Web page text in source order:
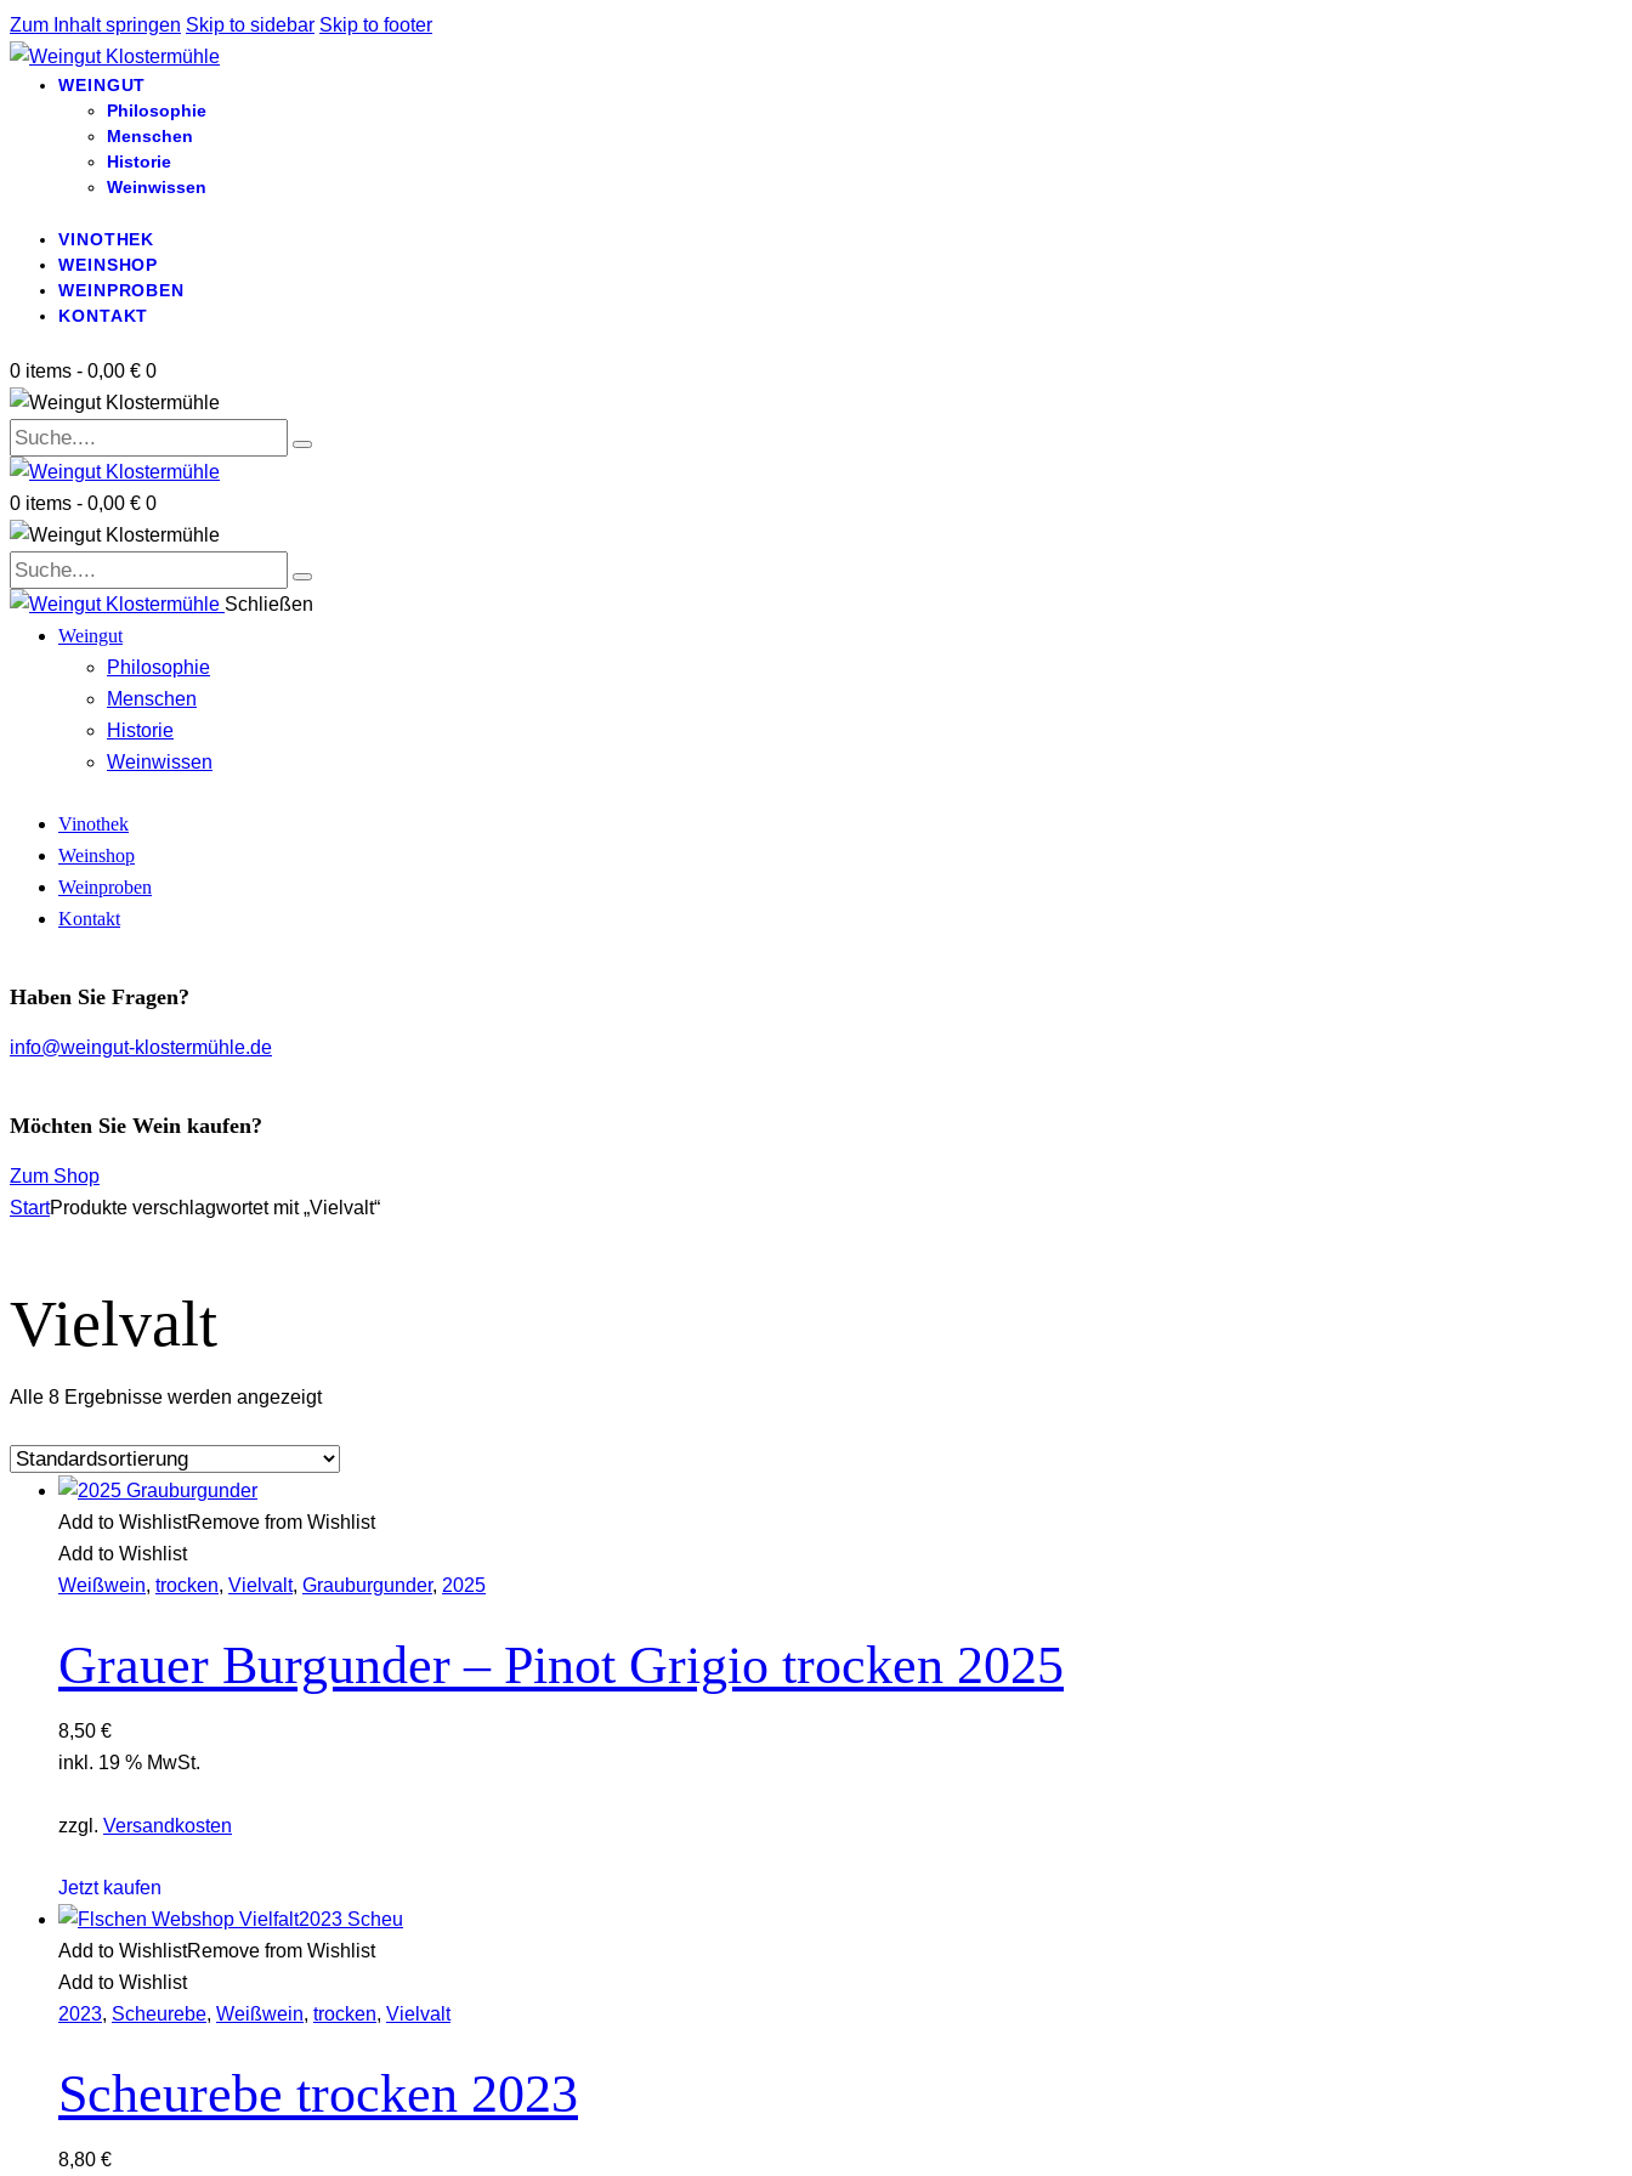
Zum Inhalt springen Skip to sidebar Skip to footer
WEINGUT
Philosophie
Menschen
Historie
Weinwissen
VINOTHEK
WEINSHOP
WEINPROBEN
KONTAKT
0 items - 0,00 € 0
0 items - 0,00 € 0
Schließen
Weingut
Philosophie
Menschen
Historie
Weinwissen
Vinothek
Weinshop
Weinproben
Kontakt
Haben Sie Fragen?
info@weingut-klostermühle.de
Möchten Sie Wein kaufen?
Zum Shop
StartProdukte verschlagwortet mit „Vielvalt“
Vielvalt
Alle 8 Ergebnisse werden angezeigt
Add to WishlistRemove from Wishlist
Add to Wishlist
Weißwein, trocken, Vielvalt, Grauburgunder, 2025
Grauer Burgunder – Pinot Grigio trocken 2025
8,50 €
inkl. 19 % MwSt.
zzgl. Versandkosten
Jetzt kaufen
Add to WishlistRemove from Wishlist
Add to Wishlist
2023, Scheurebe, Weißwein, trocken, Vielvalt
Scheurebe trocken 2023
8,80 €